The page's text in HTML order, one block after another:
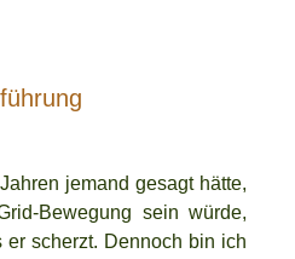
jemand gesagt hätte,
Bewegung sein würde,
er scherzt. Dennoch bin ich